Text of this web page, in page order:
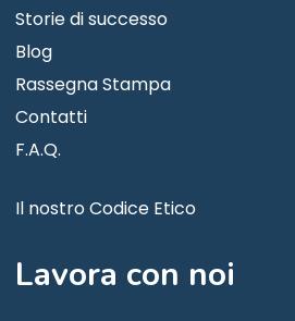
Storie di successo
Blog
Rassegna Stampa
Contatti
F.A.Q.
Il nostro Codice Etico
Lavora con noi